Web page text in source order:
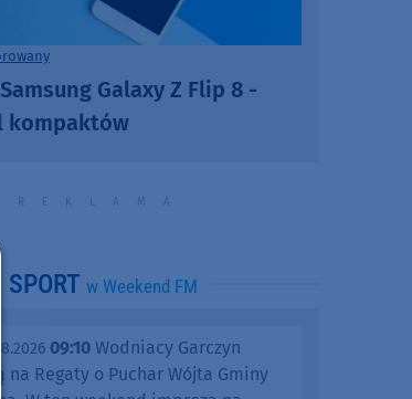
Galaxy Z Flip 8 -
kompaktów
SPORT w Weekend FM
09:10 Wodniacy Garczyn
na Regaty o Puchar Wójta Gminy